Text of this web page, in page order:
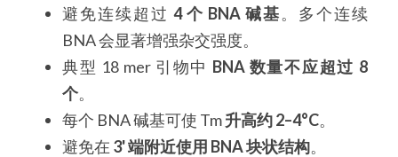
避免连续超过 4 个 BNA 碱基。多个连续
BNA 会显著增强杂交强度。
典型 18 mer 引物中 BNA 数量不应超过 8
个。
每个 BNA 碱基可使 Tm 升高约 2–4°C。
避免在 3' 端附近使用 BNA 块状结构。